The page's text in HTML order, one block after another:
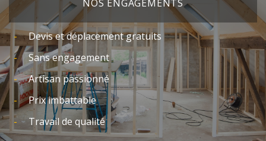
NOS ENGAGEMENTS
Devis et déplacement gratuits
Sans engagement
Artisan passionné
Prix imbattable
Travail de qualité